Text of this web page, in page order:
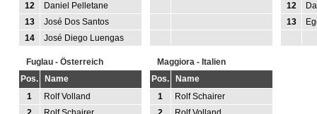
12
Daniel Pelletane
13
José Dos Santos
14
José Diego Luengas
12
13
Fuglau - Österreich
Pos.
Name
1
Rolf Volland
Maggiora - Italien
Pos.
Name
1
Rolf Schairer